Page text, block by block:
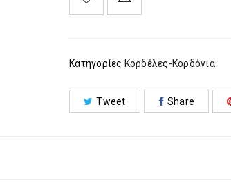
Κατηγορίες Κορδέλες-Κορδόνια
Tweet Share